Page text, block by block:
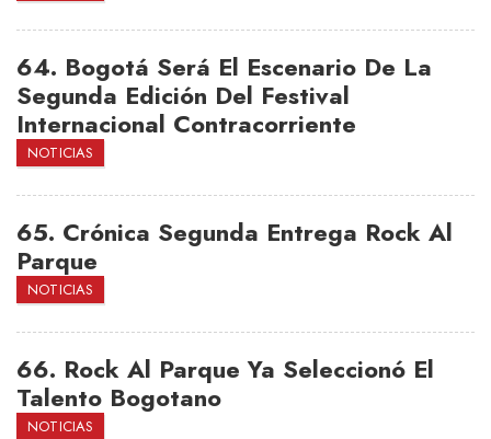
64. Bogotá Será El Escenario De La
Segunda Edición Del Festival
Internacional Contracorriente
NOTICIAS
65. Crónica Segunda Entrega Rock Al
Parque
NOTICIAS
66. Rock Al Parque Ya Seleccionó El
Talento Bogotano
NOTICIAS